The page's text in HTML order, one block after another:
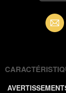
Email